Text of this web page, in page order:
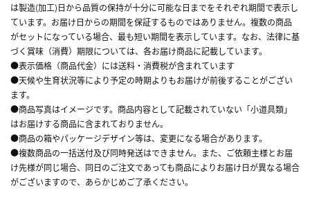
は製造(加工)日から品質の保持が十分に可能な日までをそれぞれ期間で表示し
ています。お届け日からの期間を保証するものではありません。複数の商品
がセットになっている場合、最も短い期間を表示しています。なお、法律に基
づく賞味（消費）期限については、各お届け商品に記載しています。
●表示価格（商品代金）には送料・消費税が含まれています
●天候や生育状況等により予定の時期よりもお届けが前後することがござい
ます。
●商品写真はイメージです。商品内容として記載されていない「小道具類」
はお届けする商品に含まれておりません。
●商品の箱やパッケージデザイン等は、変更になる場合があります。
●複数商品の一括送付及び同時発送はできません。また、ご依頼主様とお届
け先様が同じ場合、同日のご注文であっても商品によりお届け日が異なる場合
がございますので、あらかじめご了承ください。